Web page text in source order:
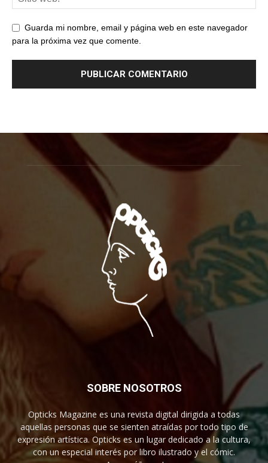
Guarda mi nombre, email y página web en este navegador
para la próxima vez que comente.
SOBRE NOSOTROS
Opticks Magazine es una revista digital dirigida a todas
aquellas personas que se sienten atraídas por todo tipo de
expresión artística. Opticks es un lugar dedicado a la cultura,
con un especial interés por libro ilustrado y el cómic.